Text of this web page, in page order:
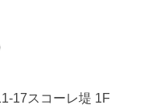
17スコーレ堤 1F